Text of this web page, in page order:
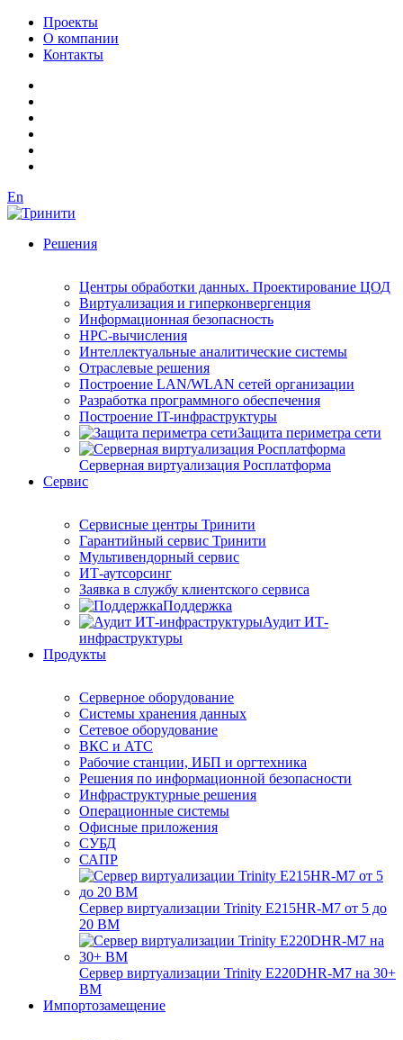
Проекты
О компании
Контакты
En
Решения
Центры обработки данных. Проектирование ЦОД
Виртуализация и гиперконвергенция
Информационная безопасность
HPC-вычисления
Интеллектуальные аналитические системы
Отраслевые решения
Построение LAN/WLAN сетей организации
Разработка программного обеспечения
Построение IT-инфраструктуры
Защита периметра сети
Серверная виртуализация Росплатформа
Сервис
Сервисные центры Тринити
Гарантийный сервис Тринити
Мультивендорный сервис
ИТ-аутсорсинг
Заявка в службу клиентского сервиса
Поддержка
Аудит ИТ-
инфраструктуры
Продукты
Серверное оборудование
Системы хранения данных
Сетевое оборудование
ВКС и АТС
Рабочие станции, ИБП и оргтехника
Решения по информационной безопасности
Инфраструктурные решения
Операционные системы
Офисные приложения
СУБД
САПР
Сервер виртуализации Trinity E215HR-M7 от 5 до
20 ВМ
Сервер виртуализации Trinity E220DHR-M7 на 30+
ВМ
Импортозамещение